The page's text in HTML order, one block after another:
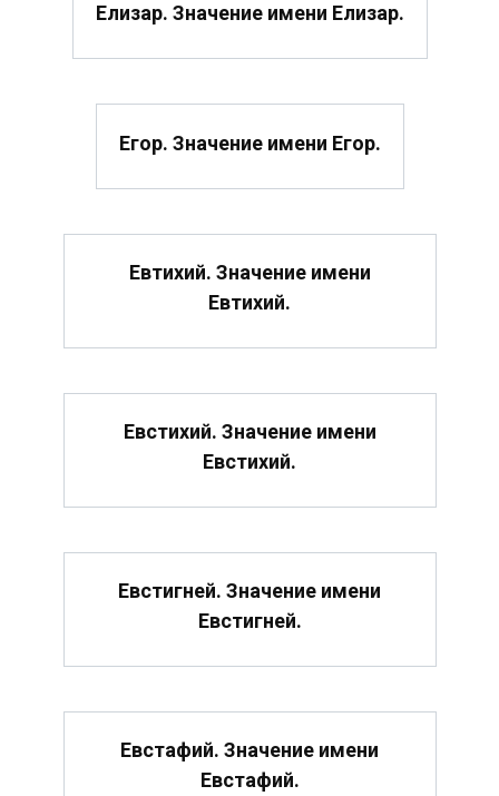
Елизар. Значение имени Елизар.
Егор. Значение имени Егор.
Евтихий. Значение имени
Евтихий.
Евстихий. Значение имени
Евстихий.
Евстигней. Значение имени
Евстигней.
Евстафий. Значение имени
Евстафий.